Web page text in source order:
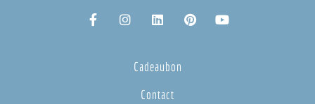
Cadeaubon
Contact